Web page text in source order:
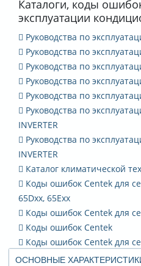
ОСНОВНЫЕ
Каталоги, коды
эксплуатации
Руководства по
Руководства по
Руководства по
Руководства по
Руководства по
Руководства по
INVERTER
Руководства по
INVERTER
Каталог климатической
Коды ошибок Centek для
65Dxx, 65Exx
Коды ошибок Centek для
Коды ошибок Centek
Коды ошибок Centek для